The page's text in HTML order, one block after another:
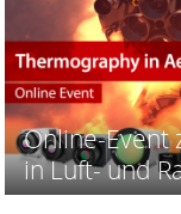
e
a
c
t
S
e
r
E
M
E
A
R
e
g
p
e
r
s
p
e
c
t
r
Online-Event
in Luft- und